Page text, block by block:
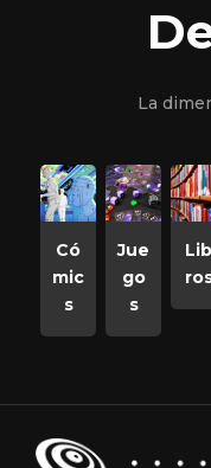
La
Có
mic
s
Jue
go
s
Lib